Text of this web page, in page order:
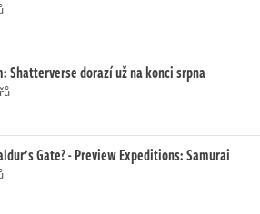
Shatterverse dorazí už na konci srpna
Gate? - Preview Expeditions: Samurai